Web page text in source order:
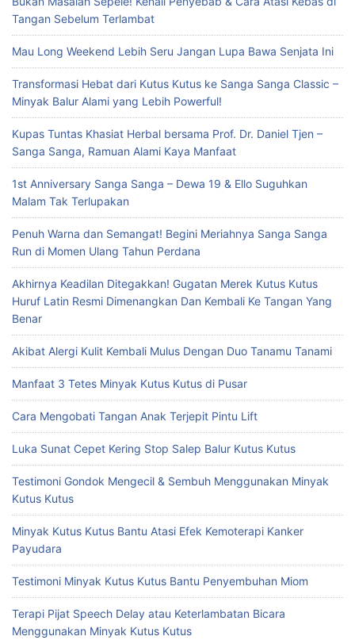
Tangan Sebelum Terlambat
Mau Long Weekend Lebih Seru Jangan Lupa Bawa Senjata Ini
Transformasi Hebat dari Kutus Kutus ke Sanga Sanga Classic –
Minyak Balur Alami yang Lebih Powerful!
Kupas Tuntas Khasiat Herbal bersama Prof. Dr. Daniel Tjen –
Sanga Sanga, Ramuan Alami Kaya Manfaat
1st Anniversary Sanga Sanga – Dewa 19 & Ello Suguhkan
Malam Tak Terlupakan
Penuh Warna dan Semangat! Begini Meriahnya Sanga Sanga
Run di Momen Ulang Tahun Perdana
Akhirnya Keadilan Ditegakkan! Gugatan Merek Kutus Kutus
Huruf Latin Resmi Dimenangkan Dan Kembali Ke Tangan Yang
Benar
Akibat Alergi Kulit Kembali Mulus Dengan Duo Tanamu Tanami
Manfaat 3 Tetes Minyak Kutus Kutus di Pusar
Cara Mengobati Tangan Anak Terjepit Pintu Lift
Luka Sunat Cepet Kering Stop Salep Balur Kutus Kutus
Testimoni Gondok Mengecil & Sembuh Menggunakan Minyak
Kutus Kutus
Minyak Kutus Kutus Bantu Atasi Efek Kemoterapi Kanker
Payudara
Testimoni Minyak Kutus Kutus Bantu Penyembuhan Miom
Terapi Pijat Speech Delay atau Keterlambatan Bicara
Menggunakan Minyak Kutus Kutus